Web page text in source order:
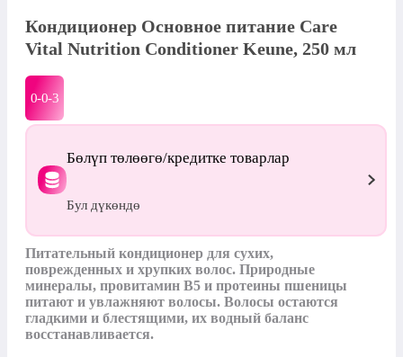
Кондиционер Основное питание Care
Vital Nutrition Conditioner Keune, 250 мл
0-0-3
Бөлүп төлөөгө/кредитке товарлар
Бул дүкөндө
Питательный кондиционер для сухих,
поврежденных и хрупких волос. Природные
минералы, провитамин B5 и протеины пшеницы
питают и увлажняют волосы. Волосы остаются
гладкими и блестящими, их водный баланс
восстанавливается.